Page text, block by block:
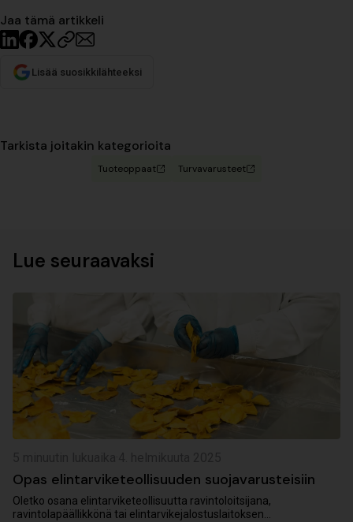
Jaa tämä artikkeli
Lisää suosikkilähteeksi
Tarkista joitakin kategorioita
Tuoteoppaat Turvavarusteet
Lue seuraavaksi
Opas elintarviketeollisuuden suojavarusteisiin
Oletko osana elintarviketeollisuutta ravintoloitsijana,
ravintolapäällikkönä tai elintarvikejalostuslaitoksen